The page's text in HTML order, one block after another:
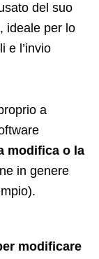
del suo
ideale per lo
e l’invio
a
modifica o la
in genere
modificare